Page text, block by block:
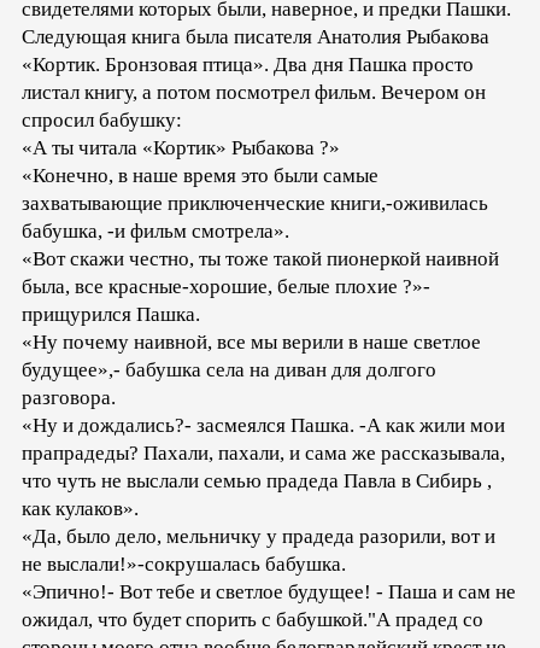
свидетелями которых были, наверное, и предки Пашки.
Следующая книга была писателя Анатолия Рыбакова
«Кортик. Бронзовая птица». Два дня Пашка просто
листал книгу, а потом посмотрел фильм. Вечером он
спросил бабушку:
«А ты читала «Кортик» Рыбакова ?»
«Конечно, в наше время это были самые
захватывающие приключенческие книги,-оживилась
бабушка, -и фильм смотрела».
«Вот скажи честно, ты тоже такой пионеркой наивной
была, все красные-хорошие, белые плохие ?»-
прищурился Пашка.
«Ну почему наивной, все мы верили в наше светлое
будущее»,- бабушка села на диван для долгого
разговора.
«Ну и дождались?- засмеялся Пашка. -А как жили мои
прапрадеды? Пахали, пахали, и сама же рассказывала,
что чуть не выслали семью прадеда Павла в Сибирь ,
как кулаков».
«Да, было дело, мельничку у прадеда разорили, вот и
не выслали!»-сокрушалась бабушка.
«Эпично!- Вот тебе и светлое будущее! - Паша и сам не
ожидал, что будет спорить с бабушкой."А прадед со